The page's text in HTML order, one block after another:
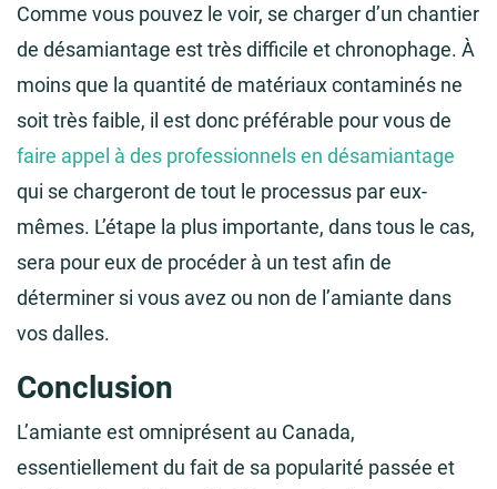
Comme vous pouvez le voir, se charger d’un chantier
de désamiantage est très difficile et chronophage. À
moins que la quantité de matériaux contaminés ne
soit très faible, il est donc préférable pour vous de
faire appel à des professionnels en désamiantage
qui se chargeront de tout le processus par eux-
mêmes. L’étape la plus importante, dans tous le cas,
sera pour eux de procéder à un test afin de
déterminer si vous avez ou non de l’amiante dans
vos dalles.
Conclusion
L’amiante est omniprésent au Canada,
essentiellement du fait de sa popularité passée et